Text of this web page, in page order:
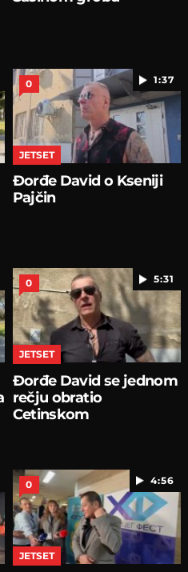
1:37
0
JETSET
Đorđe David o Kseniji
Pajčin
5:31
0
JETSET
Đorđe David se jednom
rečju obratio
Cetinskom
4:56
0
JETSET